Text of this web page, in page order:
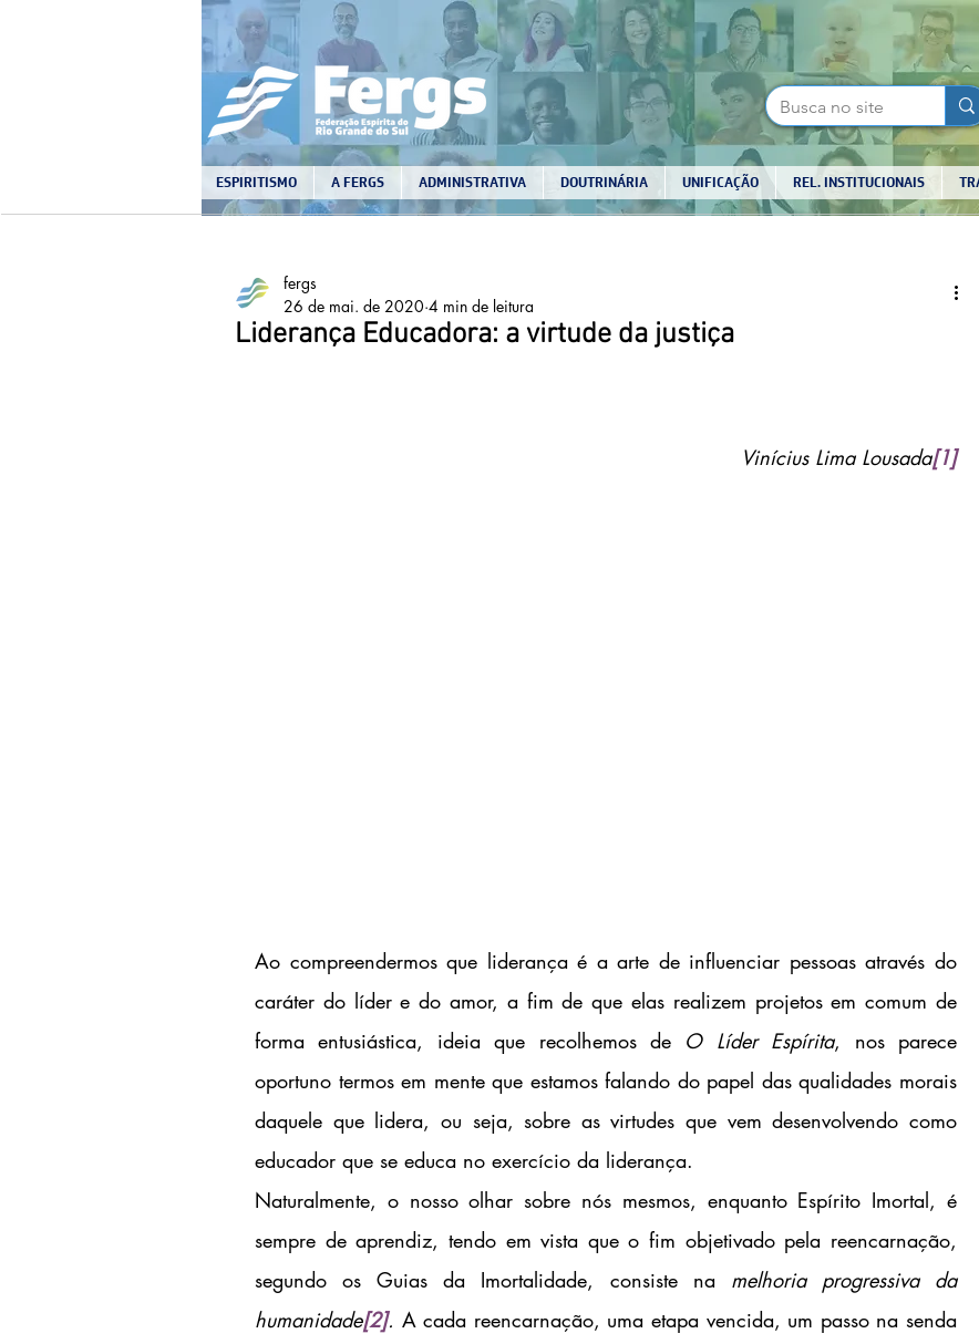
ESPIRITISMO A FERGS ADMINISTRATIVA DOUTRINÁRIA UNIFICAÇÃO REL. INSTITUCIONAIS
Liderança Educadora: a virtude da justiça
fergs
26 de mai. de 2020 4 min de leitura
Vinícius Lima Lousada[1]
Ao compreendermos que liderança é a arte de influenciar pessoas através do
caráter do líder e do amor, a fim de que elas realizem projetos em comum de
forma entusiástica, ideia que recolhemos de O Líder Espírita, nos parece
oportuno termos em mente que estamos falando do papel das qualidades morais
daquele que lidera, ou seja, sobre as virtudes que vem desenvolvendo como
educador que se educa no exercício da liderança.
Naturalmente, o nosso olhar sobre nós mesmos, enquanto Espírito Imortal, é
sempre de aprendiz, tendo em vista que o fim objetivado pela reencarnação,
segundo os Guias da Imortalidade, consiste na melhoria progressiva da
humanidade[2]. A cada reencarnação, uma etapa vencida, um passo na senda